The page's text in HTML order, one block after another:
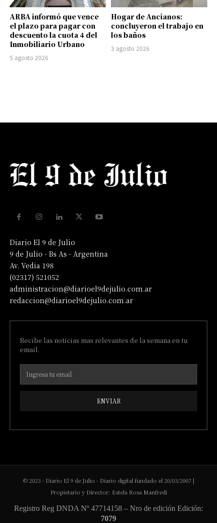
ARBA informó que vence
el plazo para pagar con
descuento la cuota 4 del
Inmobiliario Urbano
5 agosto 2026
Hogar de Ancianos:
concluyeron el trabajo en
los baños
3 agosto 2026
Diario El 9 de Julio
9 de Julio - Bs As - Argentina
Av. Vedia 198
(02317) 521052
administracion@diarioel9dejulio.com.ar
redaccion@diarioel9dejulio.com.ar
Recibe las noticias mas relevantes de la semana en tu
email.
ENVIAR
© 2023 - Diario El 9 de Julio - Diario digital fundado el 20/03/2007 |
Propietario y Director: Estela Rosa Manfredi
Registro Reg DNDA Nº 47714158 – Nro de edición Edición:
7079